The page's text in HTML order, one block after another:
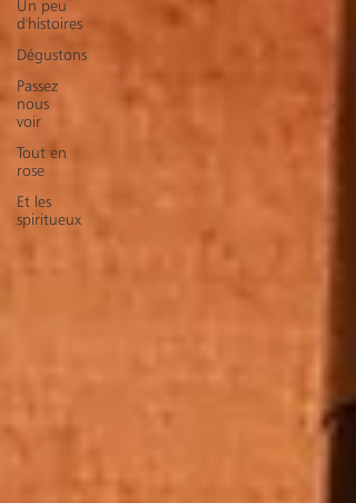
Un peu
d'histoires
Dégustons
Passez
nous
voir
Tout en
rose
Et les
spiritueux